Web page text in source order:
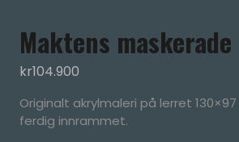
Maktens maskerade
kr104.900
Originalt akrylmaleri på lerret
ferdig innrammet.